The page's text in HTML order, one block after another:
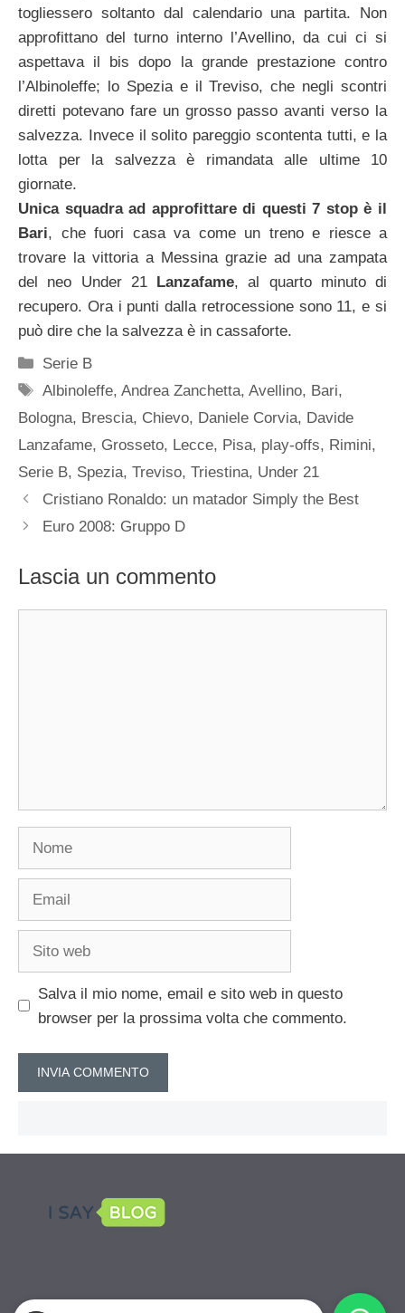
togliessero soltanto dal calendario una partita. Non
approfittano del turno interno l’Avellino, da cui ci si
aspettava il bis dopo la grande prestazione contro
l’Albinoleffe; lo Spezia e il Treviso, che negli scontri
diretti potevano fare un grosso passo avanti verso la
salvezza. Invece il solito pareggio scontenta tutti, e la
lotta per la salvezza è rimandata alle ultime 10
giornate.
Unica squadra ad approfittare di questi 7 stop è il
Bari, che fuori casa va come un treno e riesce a
trovare la vittoria a Messina grazie ad una zampata
del neo Under 21 Lanzafame, al quarto minuto di
recupero. Ora i punti dalla retrocessione sono 11, e si
può dire che la salvezza è in cassaforte.
Categorie
Serie B
Tag
Albinoleffe,Andrea Zanchetta,Avellino, Bari,
Bologna, Brescia, Chievo, Daniele Corvia, Davide
Lanzafame, Grosseto, Lecce, Pisa, play-offs, Rimini,
Serie B, Spezia, Treviso, Triestina, Under 21
Cristiano Ronaldo: un matador Simply the Best
Euro 2008: Gruppo D
Lascia un commento
Salva il mio nome, email e sito web in questo
browser per la prossima volta che commento.